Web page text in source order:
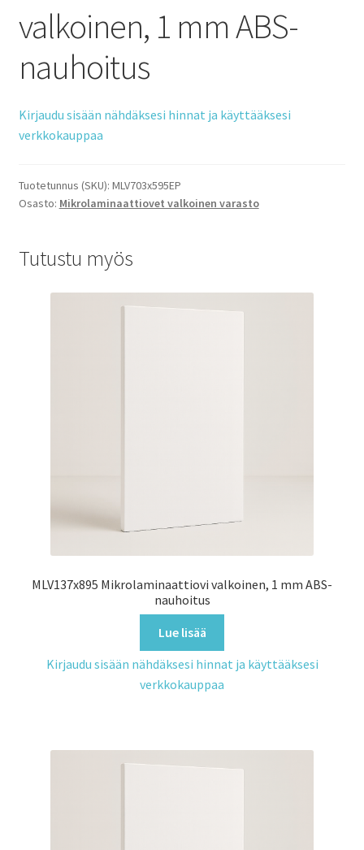
valkoinen, 1 mm ABS-
nauhoitus
Kirjaudu sisään nähdäksesi hinnat ja käyttääksesi
verkkokauppaa
Tuotetunnus (SKU): MLV703x595EP
Osasto: Mikrolaminaattiovet valkoinen varasto
Tutustu myös
MLV137x895 Mikrolaminaattiovi valkoinen, 1 mm ABS-
nauhoitus
Lue lisää
Kirjaudu sisään nähdäksesi hinnat ja käyttääksesi
verkkokauppaa